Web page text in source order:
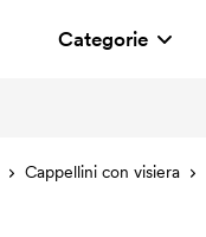
Categorie
Cappellini con visiera